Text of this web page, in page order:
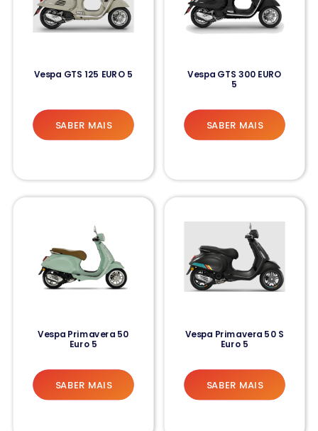
Vespa GTS 125 EURO 5
SABER MAIS
Vespa GTS 300 EURO
5
SABER MAIS
Vespa Primavera 50
Euro 5
SABER MAIS
Vespa Primavera 50 S
Euro 5
SABER MAIS